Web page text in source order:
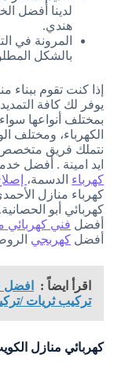
لدينا أفضل
هندي.
المرونة في
بالشكل
إذا كنت تقوم ببناء
يوفر لك كافة
بمختلف أنواعها
الكهرباء، ومختلف
نتملك فريق
ايد امينة . أفضل
كهرباء الدسمة،
كهرباء منازل
كهربائي أبو
أفضل فني كهربائي
أفضل كهربجي
اقرأ ايضاً :
تركيب ثريات /
كهربائي منازل الكويت